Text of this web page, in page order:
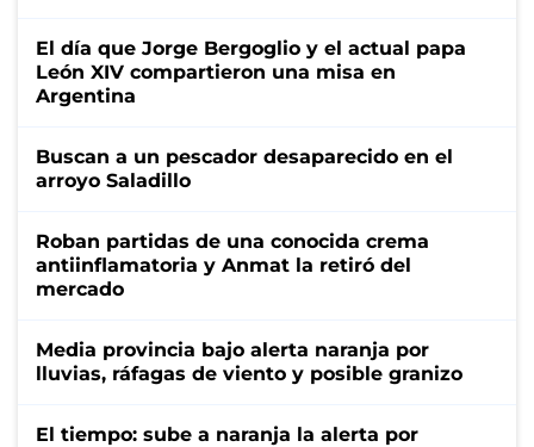
El día que Jorge Bergoglio y el actual papa
León XIV compartieron una misa en
Argentina
Buscan a un pescador desaparecido en el
arroyo Saladillo
Roban partidas de una conocida crema
antiinflamatoria y Anmat la retiró del
mercado
Media provincia bajo alerta naranja por
lluvias, ráfagas de viento y posible granizo
El tiempo: sube a naranja la alerta por